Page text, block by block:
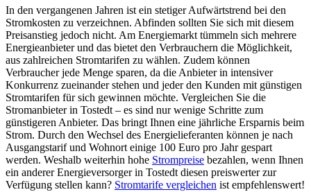
In den vergangenen Jahren ist ein stetiger Aufwärtstrend bei den
Stromkosten zu verzeichnen. Abfinden sollten Sie sich mit diesem
Preisanstieg jedoch nicht. Am Energiemarkt tümmeln sich mehrere
Energieanbieter und das bietet den Verbrauchern die Möglichkeit,
aus zahlreichen Stromtarifen zu wählen. Zudem können
Verbraucher jede Menge sparen, da die Anbieter in intensiver
Konkurrenz zueinander stehen und jeder den Kunden mit günstigen
Stromtarifen für sich gewinnen möchte. Vergleichen Sie die
Stromanbieter in Tostedt – es sind nur wenige Schritte zum
günstigeren Anbieter. Das bringt Ihnen eine jährliche Ersparnis beim
Strom. Durch den Wechsel des Energielieferanten können je nach
Ausgangstarif und Wohnort einige 100 Euro pro Jahr gespart
werden. Weshalb weiterhin hohe Strompreise bezahlen, wenn Ihnen
ein anderer Energieversorger in Tostedt diesen preiswerter zur
Verfügung stellen kann? Stromtarife vergleichen ist empfehlenswert!